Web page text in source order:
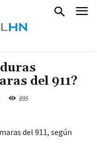
del 911?
895
del 911, según